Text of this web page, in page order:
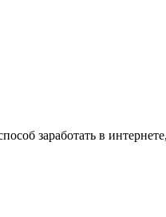
заработать в